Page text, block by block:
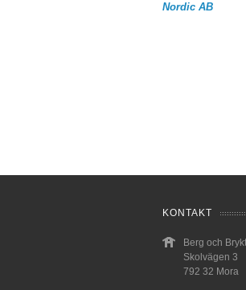
Nordic AB
KONTAKT
Berg och
Skolvägen 3
792 32 Mora